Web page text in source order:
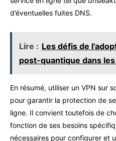
d’éventuelles fuites DNS.
Lire : Les défis de
post-quantique dans
En résumé, utiliser un VPN sur
pour garantir la protection de
ligne. Il convient toutefois de
fonction de ses besoins
nécessaires pour configurer et